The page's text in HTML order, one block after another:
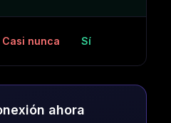
Casi nunca Sí
ahora